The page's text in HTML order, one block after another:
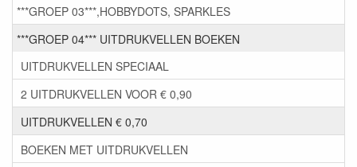
***GROEP 03***,HOBBYDOTS, SPARKLES
***GROEP 04*** UITDRUKVELLEN BOEKEN
UITDRUKVELLEN SPECIAAL
2 UITDRUKVELLEN VOOR € 0,90
UITDRUKVELLEN € 0,70
BOEKEN MET UITDRUKVELLEN